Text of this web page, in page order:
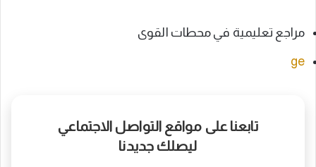
مراجع تعليمية في محطات القوى
ge
تابعنا على مواقع التواصل الاجتماعي
ليصلك جديدنا